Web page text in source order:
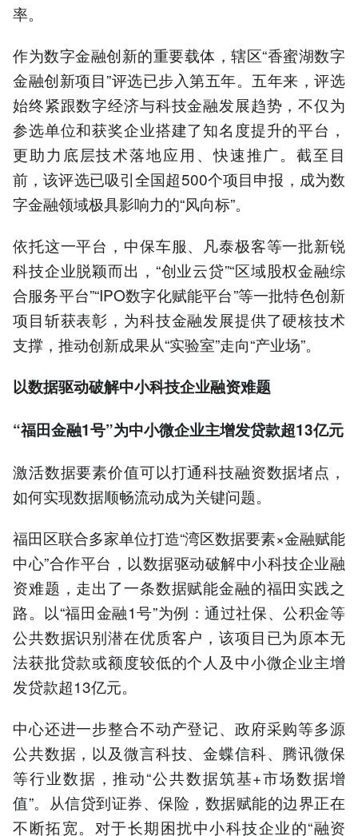
率。
作为数字金融创新的重要载体，辖区“香蜜湖数字
金融创新项目”评选已步入第五年。五年来，评选
始终紧跟数字经济与科技金融发展趋势，不仅为
参选单位和获奖企业搭建了知名度提升的平台，
更助力底层技术落地应用、快速推广。截至目
前，该评选已吸引全国超500个项目申报，成为数
字金融领域极具影响力的“风向标”。
依托这一平台，中保车服、凡泰极客等一批新锐
科技企业脱颖而出，“创业云贷”“区域股权金融综
合服务平台”“IPO数字化赋能平台”等一批特色创新
项目斩获表彰，为科技金融发展提供了硬核技术
支撑，推动创新成果从“实验室”走向“产业场”。
以数据驱动破解中小科技企业融资难题
“福田金融1号”为中小微企业主增发贷款超13亿元
激活数据要素价值可以打通科技融资数据堵点，
如何实现数据顺畅流动成为关键问题。
福田区联合多家单位打造“湾区数据要素×金融赋能
中心”合作平台，以数据驱动破解中小科技企业融
资难题，走出了一条数据赋能金融的福田实践之
路。以“福田金融1号”为例：通过社保、公积金等
公共数据识别潜在优质客户，该项目已为原本无
法获批贷款或额度较低的个人及中小微企业主增
发贷款超13亿元。
中心还进一步整合不动产登记、政府采购等多源
公共数据，以及微言科技、金蝶信科、腾讯微保
等行业数据，推动“公共数据筑基+市场数据增
值”。从信贷到证券、保险，数据赋能的边界正在
不断拓宽。对于长期困扰中小科技企业的“融资